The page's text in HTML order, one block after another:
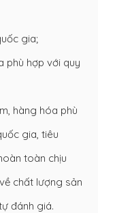
gia;
phù hợp với quy
hàng hóa phù
gia, tiêu
toàn chịu
chất lượng sản
đánh giá.